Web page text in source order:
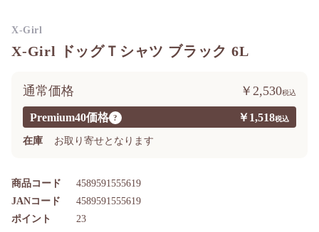
X-Girl ドッグＴシャツ ブラック 6L
Premium40価格 ? ￥1,518
通常価格 ￥2,530
在庫 お取り寄せとなります
商品コード 4589591555619
ポイント 23
JANコード 4589591555619
X-Girl